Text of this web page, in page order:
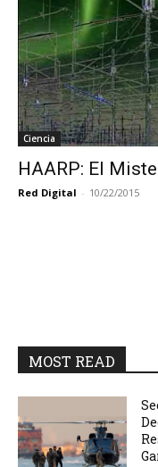
Ciencia
HAARP: El
Red Digital - 10/22/2015
MOST READ